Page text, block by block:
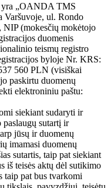
yra „OANDA TMS
Varšuvoje, ul. Rondo
NIP (mokesčių mokėtojo
duomenis
teismų registro
byloje Nr. KRS:
560 PLN (visiškai
paskirtu duomenų
elektroniniu paštu:
siekiant sudaryti ir
sutartį ir
jūsų ir duomenų
imamasi duomenų
sutartis, taip pat siekiant
iš teisės aktų dėl sutikimo
taip pat bus tvarkomi